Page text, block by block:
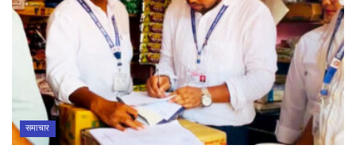
समाचार